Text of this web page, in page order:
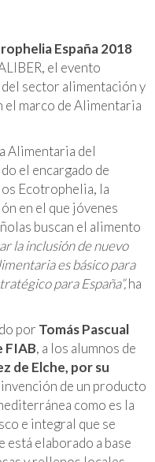
España 2018
el evento
sector alimentación y
el marco de Alimentaria
Alimentaria del
el encargado de
Ecotrophelia, la
en el que jóvenes
buscan el alimento
la inclusión de nuevo
es básico para
para España”,ha
por Tomás Pascual
FIAB, a los alumnos de
de Elche, por su
de un producto
como es la
e integral que se
está elaborado a base